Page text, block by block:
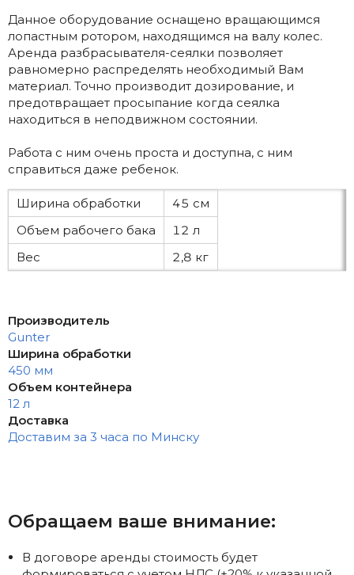
Данное оборудование оснащено вращающимся
лопастным ротором, находящимся на валу колес.
Аренда разбрасывателя-сеялки позволяет
равномерно распределять необходимый Вам
материал. Точно производит дозирование, и
предотвращает просыпание когда сеялка
находиться в неподвижном состоянии.
Работа с ним очень проста и доступна, с ним
справиться даже ребенок.
Ширина обработки
45 см
Объем рабочего бака
12 л
Вес
2,8 кг
Производитель
Gunter
Ширина обработки
450 мм
Объем контейнера
12 л
Доставка
Доставим за 3 часа по Минску
Обращаем ваше внимание:
В договоре аренды стоимость будет